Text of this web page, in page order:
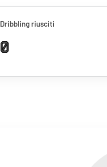
Dribbling riusciti
0